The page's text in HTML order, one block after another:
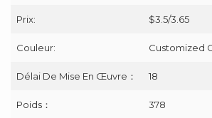
Prix: $3.5/3.65
Couleur: Customized
Délai De Mise En Œuvre： 18
Poids： 378